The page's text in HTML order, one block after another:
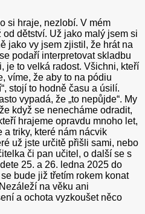
si hraje, nezlobí. V mém
dětství. Už jako malý jsem si
jako vy jsem zjistil, že hrát na
podaří interpretovat skladbu
je to velká radost. Všichni, kteří
víme, že aby to na pódiu
stojí to hodně času a úsilí.
vypadá, že „to nepůjde“. My
když se nenecháme odradit,
hrajeme opravdu mnoho let,
triky, které nám nácvik
už jste určitě přišli sami, nebo
či pan učitel, o další se s
25. a 26. ledna 2025 do
bude již třetím rokem konat
na věku ani
a ochota vyzkoušet něco